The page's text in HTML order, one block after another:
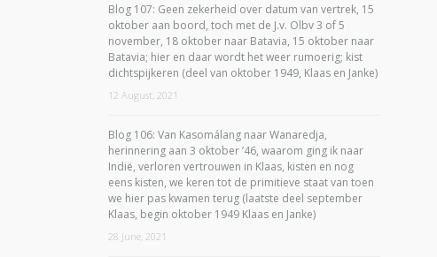
Blog 107: Geen zekerheid over datum van vertrek, 15
oktober aan boord, toch met de J.v. Olbv 3 of 5
november, 18 oktober naar Batavia, 15 oktober naar
Batavia; hier en daar wordt het weer rumoerig; kist
dichtspijkeren (deel van oktober 1949, Klaas en Janke)
12 August, 2021
Blog 106: Van Kasomálang naar Wanaredja,
herinnering aan 3 oktober ’46, waarom ging ik naar
Indië, verloren vertrouwen in Klaas, kisten en nog
eens kisten, we keren tot de primitieve staat van toen
we hier pas kwamen terug (laatste deel september
Klaas, begin oktober 1949 Klaas en Janke)
28 June, 2021